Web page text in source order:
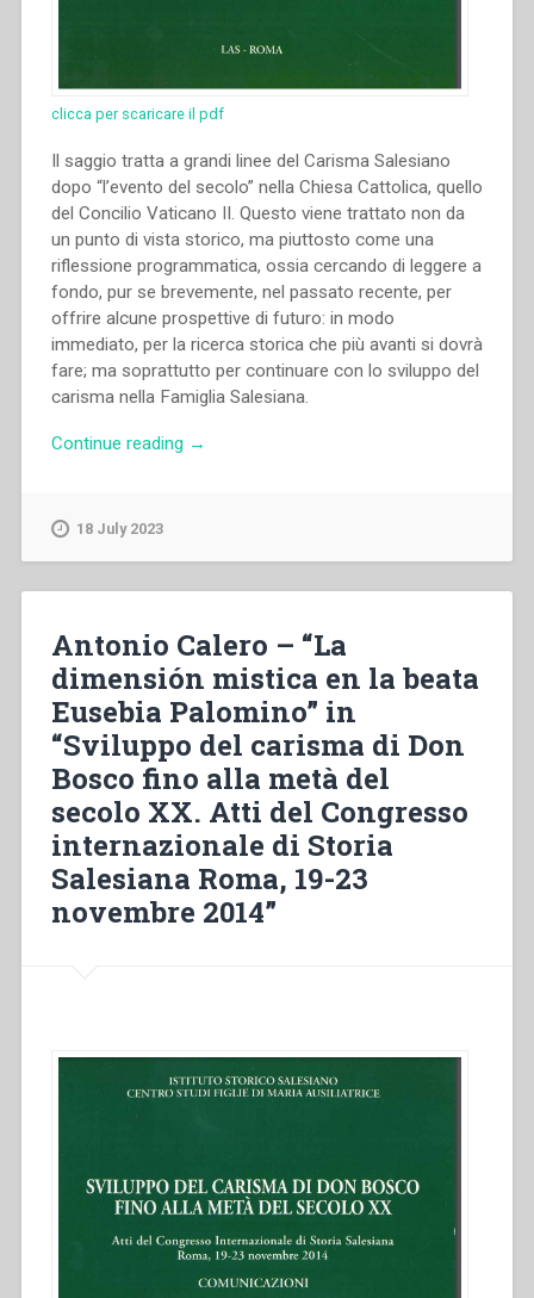
clicca per scaricare il pdf
Il saggio tratta a grandi linee del Carisma Salesiano
dopo “l’evento del secolo” nella Chiesa Cattolica, quello
del Concilio Vaticano II. Questo viene trattato non da
un punto di vista storico, ma piuttosto come una
riflessione programmatica, ossia cercando di leggere a
fondo, pur se brevemente, nel passato recente, per
offrire alcune prospettive di futuro: in modo
immediato, per la ricerca storica che più avanti si dovrà
fare; ma soprattutto per continuare con lo sviluppo del
carisma nella Famiglia Salesiana.
Continue reading “Ángel
Don
Bosco
a
partire
dal
Concilio
Vaticano
II”
in
“Sviluppo
del
alla
metà
XX.
Atti
Congresso
internazionale
→
18 July 2023
Antonio Calero – “La
dimensión mistica en la beata
Eusebia Palomino” in
“Sviluppo del carisma di Don
Bosco fino alla metà del
secolo XX. Atti del Congresso
internazionale di Storia
Salesiana Roma, 19-23
novembre 2014”